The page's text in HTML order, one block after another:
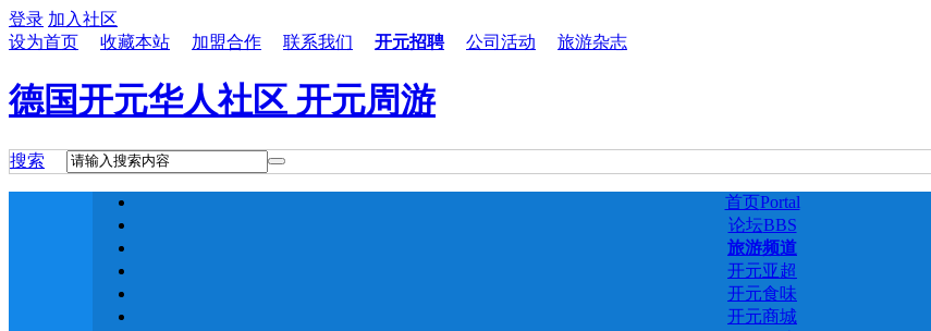
登录 加入社区
设为首页
收藏本站 加盟合作 联系我们 开元招聘 公司活动 旅游杂志
德国开元华人社区 开元周游
搜索
首页Portal
论坛BBS
旅游频道
开元亚超
开元食味
开元商城